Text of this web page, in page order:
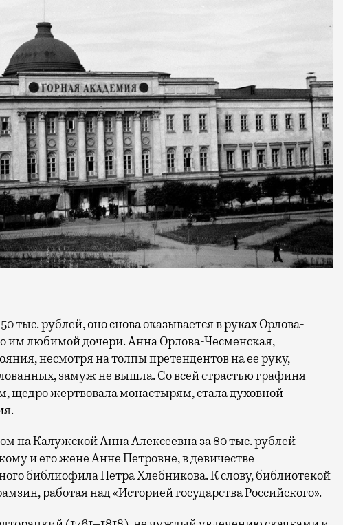
тыс. рублей, оно снова оказывается в руках Орлова-
им любимой дочери. Анна Орлова-Чесменская,
несмотря на толпы претендентов на ее руку,
замуж не вышла. Со всей страстью графиня
щедро жертвовала монастырям, стала духовной
на Калужской Анна Алексеевна за 80 тыс. рублей
и его жене Анне Петровне, в девичестве
библиофила Петра Хлебникова. К слову, библиотекой
работая над «Историей государства Российского».